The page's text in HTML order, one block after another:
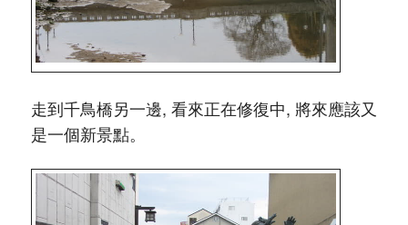
走到千鳥橋另一邊, 看來正在修復中, 將來應該又
是一個新景點。